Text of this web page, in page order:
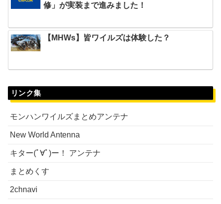
修」が実装まで進みました！
【MHWs】皆ワイルズは体験した？
リンク集
モンハンワイルズまとめアンテナ
New World Antenna
キター(ﾟ∀ﾟ)ー！ アンテナ
まとめくす
2chnavi